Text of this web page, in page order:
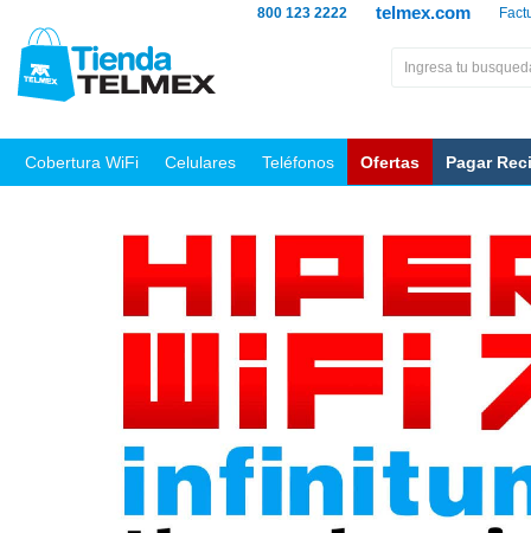
telmex.com
800 123 2222
Cobertura WiFi Celulares Teléfonos Ofertas Pagar